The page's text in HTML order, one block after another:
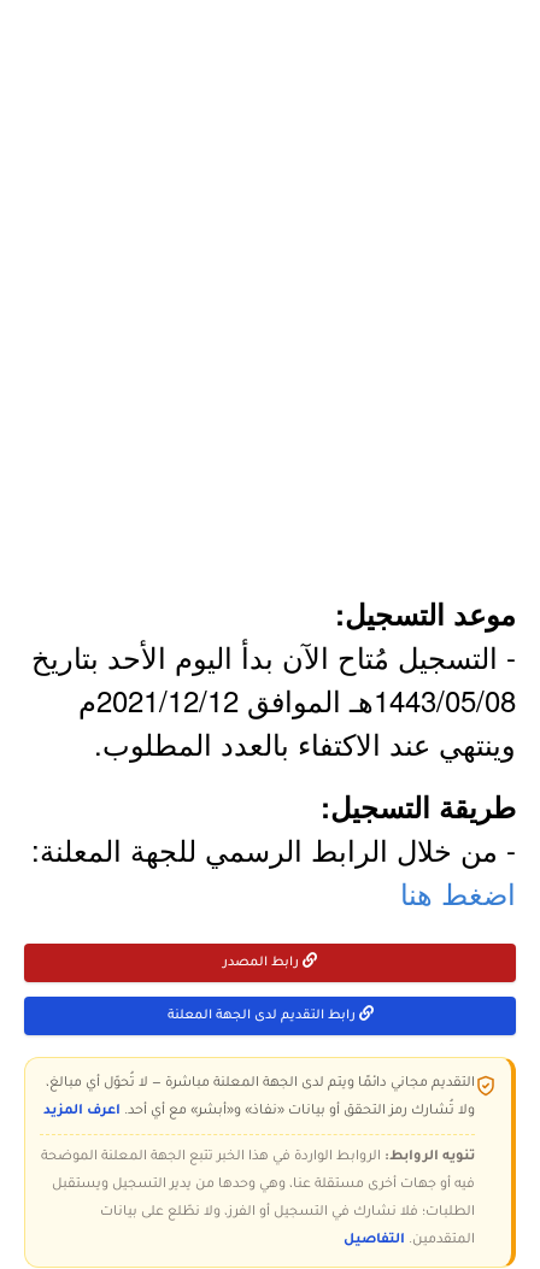
موعد التسجيل:
- التسجيل مُتاح الآن بدأ اليوم الأحد بتاريخ
1443/05/08هـ الموافق 2021/12/12م
وينتهي عند الاكتفاء بالعدد المطلوب.
طريقة التسجيل:
- من خلال الرابط الرسمي للجهة المعلنة:
اضغط هنا
رابط المصدر
رابط التقديم لدى الجهة المعلنة
التقديم مجاني دائمًا ويتم لدى الجهة المعلنة مباشرة — لا تُحوّل أي مبالغ،
ولا تُشارك رمز التحقق أو بيانات «نفاذ» و«أبشر» مع أي أحد. اعرف المزيد
تنويه الروابط: الروابط الواردة في هذا الخبر تتبع الجهة المعلنة الموضحة
فيه أو جهات أخرى مستقلة عنا، وهي وحدها من يدير التسجيل ويستقبل
الطلبات؛ فلا نشارك في التسجيل أو الفرز، ولا نطّلع على بيانات
المتقدمين. التفاصيل